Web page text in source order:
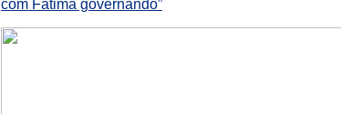
com Fátima governando”